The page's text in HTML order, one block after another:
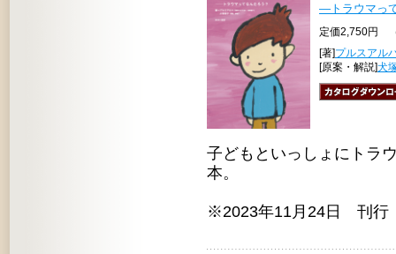
—トラウマっ
定価2,750円
[著]プルスアル
[原案・解説]犬
子どもといっしょにトラ
本。
※2023年11月24日 刊行